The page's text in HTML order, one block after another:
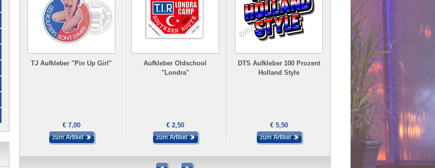
TJ Aufkleber "Pin Up Girl"
€ 7,00
Aufkleber Oldschool
"Londra"
€ 2,50
DTS Aufkleber 100 Prozent
Holland Style
€ 5,50
TJ Aufkleber We Rock - NO
SHOES
€ 5,00